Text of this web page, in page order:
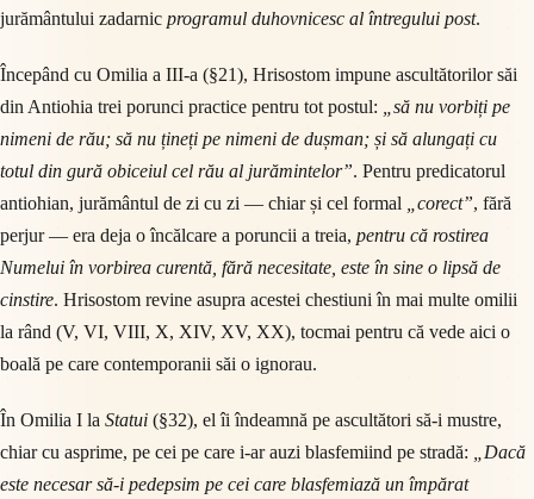
jurământului zadarnic programul duhovnicesc al întregului post.
Începând cu Omilia a III-a (§21), Hrisostom impune ascultătorilor săi
din Antiohia trei porunci practice pentru tot postul:
„să nu vorbiți pe
nimeni de rău; să nu țineți pe nimeni de dușman; și să alungați cu
totul din gură obiceiul cel rău al jurămintelor”. Pentru predicatorul
antiohian, jurământul de zi cu zi — chiar și cel formal
„corect”, fără
perjur — era deja o încălcare a poruncii a treia, pentru că rostirea
Numelui în vorbirea curentă, fără necesitate, este în sine o lipsă de
cinstire. Hrisostom revine asupra acestei chestiuni în mai multe omilii
la rând (V, VI, VIII, X, XIV, XV, XX), tocmai pentru că vede aici o
boală pe care contemporanii săi o ignorau.
În Omilia I la Statui (§32), el îi îndeamnă pe ascultători să-i mustre,
chiar cu asprime, pe cei pe care i-ar auzi blasfemiind pe stradă:
„Dacă
este necesar să-i pedepsim pe cei care blasfemiază un împărat